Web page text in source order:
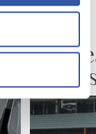
“La
por